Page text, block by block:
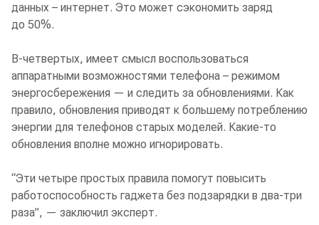
данных – интернет. Это может сэкономить заряд
до 50%.
В-четвертых, имеет смысл воспользоваться
аппаратными возможностями телефона – режимом
энергосбережения — и следить за обновлениями. Как
правило, обновления приводят к большему потреблению
энергии для телефонов старых моделей. Какие-то
обновления вполне можно игнорировать.
“Эти четыре простых правила помогут повысить
работоспособность гаджета без подзарядки в два-три
раза”, — заключил эксперт.